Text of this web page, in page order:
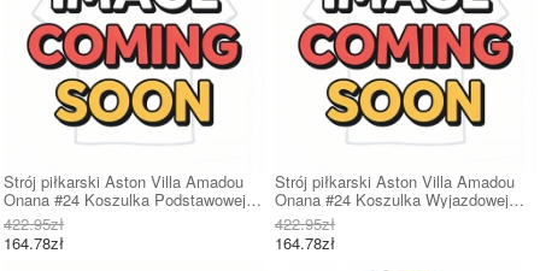
Strój piłkarski Aston Villa Amadou
Onana #24 Koszulka Podstawowej
dziecięce 2026-27 Krótki Rękaw (+
Krótkie spodenki)
422.95zł
164.78zł
Strój piłkarski Aston Villa Amadou
Onana #24 Koszulka Wyjazdowej
dziecięce 2026-27 Krótki Rękaw (+
Krótkie spodenki)
422.95zł
164.78zł